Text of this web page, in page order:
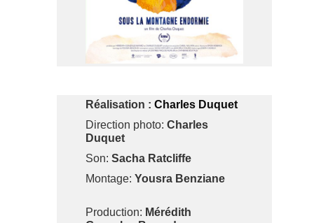
Réalisation : Charles Duquet
Direction photo: Charles
Duquet
Son: Sacha Ratcliffe
Montage: Yousra Benziane
Production: Mérédith